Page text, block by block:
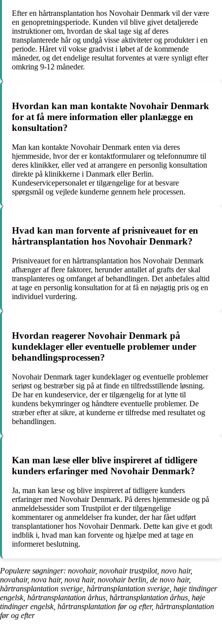
Efter en hårtransplantation hos Novohair Denmark vil der være
en genopretningsperiode. Kunden vil blive givet detaljerede
instruktioner om, hvordan de skal tage sig af deres
transplanterede hår og undgå visse aktiviteter og produkter i en
periode. Håret vil vokse gradvist i løbet af de kommende
måneder, og det endelige resultat forventes at være synligt efter
omkring 9-12 måneder.
Hvordan kan man kontakte Novohair Denmark
for at få mere information eller planlægge en
konsultation?
Man kan kontakte Novohair Denmark enten via deres
hjemmeside, hvor der er kontaktformularer og telefonnumre til
deres klinikker, eller ved at arrangere en personlig konsultation
direkte på klinikkerne i Danmark eller Berlin.
Kundeservicepersonalet er tilgængelige for at besvare
spørgsmål og vejlede kunderne gennem hele processen.
Hvad kan man forvente af prisniveauet for en
hårtransplantation hos Novohair Denmark?
Prisniveauet for en hårtransplantation hos Novohair Denmark
afhænger af flere faktorer, herunder antallet af grafts der skal
transplanteres og omfanget af behandlingen. Det anbefales altid
at tage en personlig konsultation for at få en nøjagtig pris og en
individuel vurdering.
Hvordan reagerer Novohair Denmark på
kundeklager eller eventuelle problemer under
behandlingsprocessen?
Novohair Denmark tager kundeklager og eventuelle problemer
seriøst og bestræber sig på at finde en tilfredsstillende løsning.
De har en kundeservice, der er tilgængelig for at lytte til
kundens bekymringer og håndtere eventuelle problemer. De
stræber efter at sikre, at kunderne er tilfredse med resultatet og
behandlingen.
Kan man læse eller blive inspireret af tidligere
kunders erfaringer med Novohair Denmark?
Ja, man kan læse og blive inspireret af tidligere kunders
erfaringer med Novohair Denmark. På deres hjemmeside og på
anmeldelsessider som Trustpilot er der tilgængelige
kommentarer og anmeldelser fra kunder, der har fået udført
transplantationer hos Novohair Denmark. Dette kan give et godt
indblik i, hvad man kan forvente og hjælpe med at tage en
informeret beslutning.
Populære søgninger: novohair, novohair trustpilot, novo hair,
novahair, nova hair, nova hair, novohair berlin, de novo hair,
hårtransplantation sverige, hårtransplantation sverige, høje tindinger
engelsk, hårtransplantation århus, hårtransplantation århus, høje
tindinger engelsk, hårtransplantation før og efter, hårtransplantation
før og efter